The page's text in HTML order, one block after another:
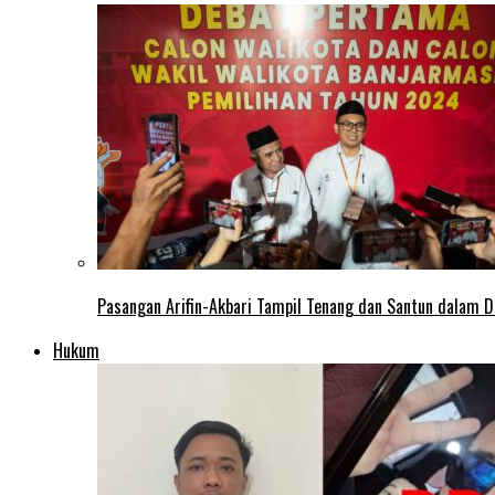
Pasangan Arifin-Akbari Tampil Tenang dan Santun dalam
Hukum